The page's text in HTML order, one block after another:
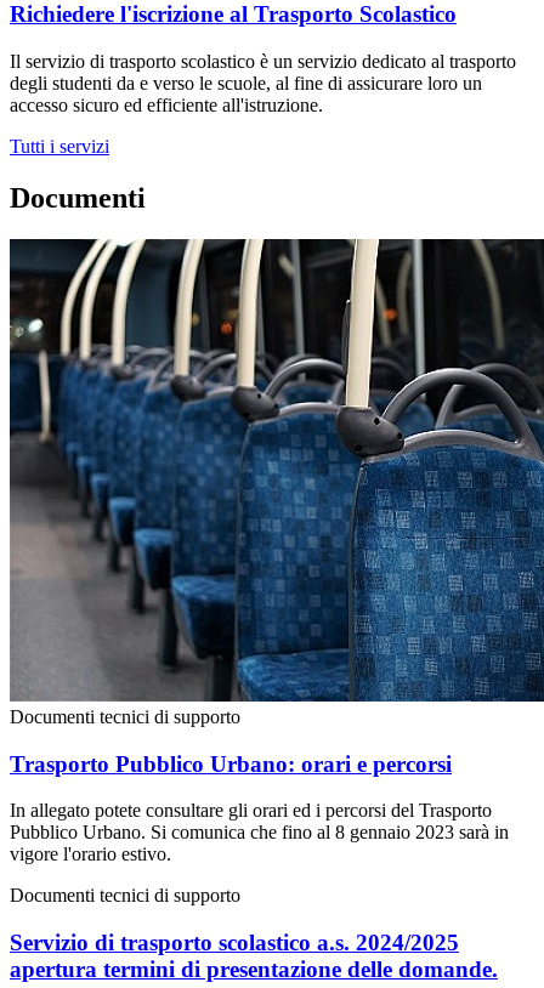
Richiedere l'iscrizione al Trasporto Scolastico
Il servizio di trasporto scolastico è un servizio dedicato al trasporto
degli studenti da e verso le scuole, al fine di assicurare loro un
accesso sicuro ed efficiente all'istruzione.
Tutti i servizi
Documenti
Documenti tecnici di supporto
Trasporto Pubblico Urbano: orari e percorsi
In allegato potete consultare gli orari ed i percorsi del Trasporto
Pubblico Urbano. Si comunica che fino al 8 gennaio 2023 sarà in
vigore l'orario estivo.
Documenti tecnici di supporto
Servizio di trasporto scolastico a.s. 2024/2025
apertura termini di presentazione delle domande.